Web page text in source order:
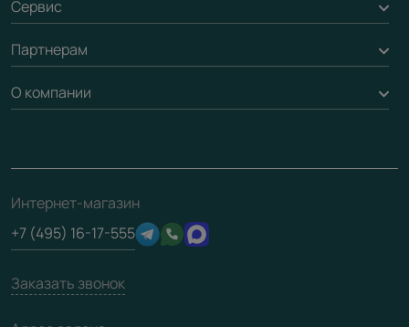
Стеновые панели
Рейки, баффели, стеллажи
Погонаж
Гарантия
Вопрос-ответ
Отзывы клиентов
Техническая информация
Юридическая информация
Сервис
Вызов замерщика
Доставка
Партнерам
Дизайнерам / архитекторам
Скачать материалы
3D-модели
О компании
О фабрике
Сертификаты
Производство
Вакансии
Интернет-магазин
+7 (495) 16-17-555
Заказать звонок